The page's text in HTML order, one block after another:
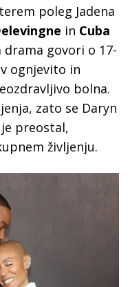
poleg Jadena
in Cuba
drama govori o 17-
ognjevito in
bolna.
zato se Daryn
preostal,
življenju.